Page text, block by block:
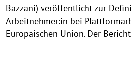
Bazzani) veröffentlicht zur
Arbeitnehmer:in bei
Europäischen Union. Der